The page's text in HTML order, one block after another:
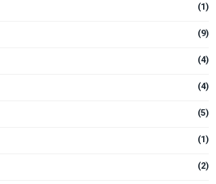
(1)
(9)
(4)
(4)
(5)
(1)
(2)